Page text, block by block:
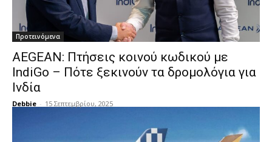
Προτεινόμενα
AEGEAN: Πτήσεις κοινού κωδικού με
IndiGo – Πότε ξεκινούν τα δρομολόγια για
Ινδία
Debbie - 15 Σεπτεμβρίου, 2025